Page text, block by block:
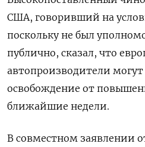
США, говоривший на
поскольку не был
публично, сказал, что
автопроизводители
освобождение от
ближайшие недели.
В совместном заявлении